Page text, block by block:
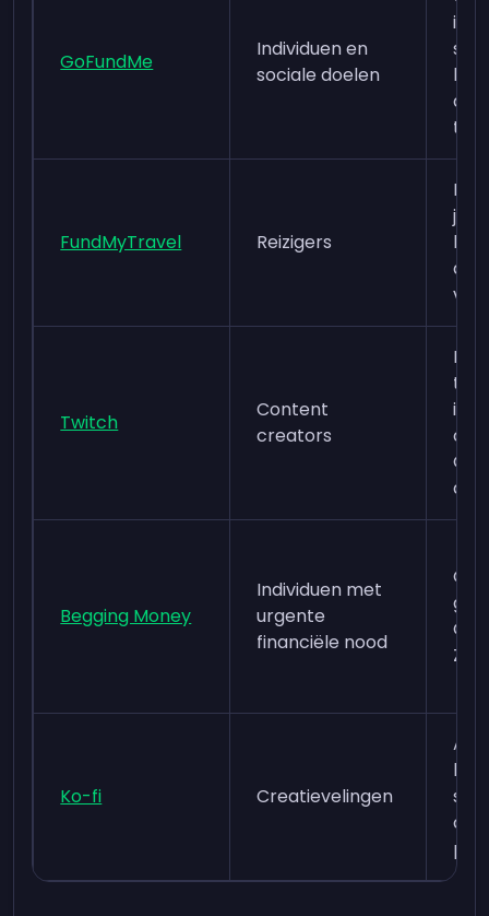
GoFundMe
Individuen en
sociale doelen
tot
FundMyTravel Reizigers
je
Twitch
Content
creators
Begging Money
Individuen met
urgente
financiële nood
Ko-fi Creatievelingen